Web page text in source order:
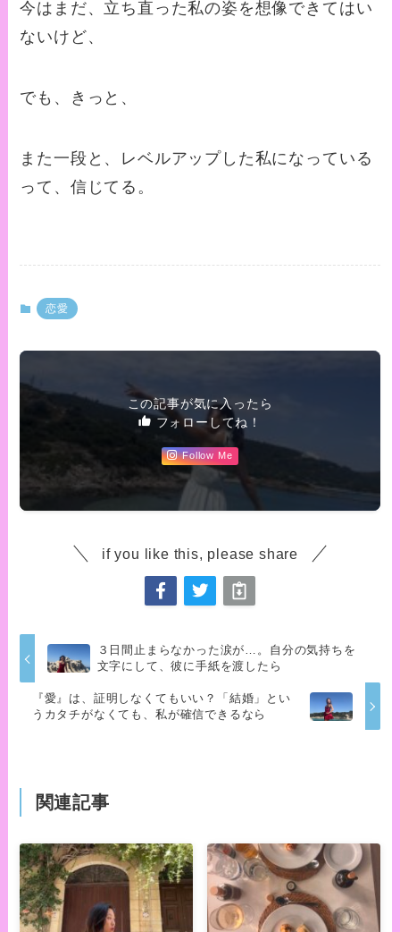
今はまだ、立ち直った私の姿を想像できてはい
ないけど、
でも、きっと、
また一段と、レベルアップした私になっている
って、信じてる。
恋愛
この記事が気に入ったら
フォローしてね！
Follow Me
if you like this, please share
３日間止まらなかった涙が…。自分の気持ちを
文字にして、彼に手紙を渡したら
『愛』は、証明しなくてもいい？「結婚」とい
うカタチがなくても、私が確信できるなら
関連記事